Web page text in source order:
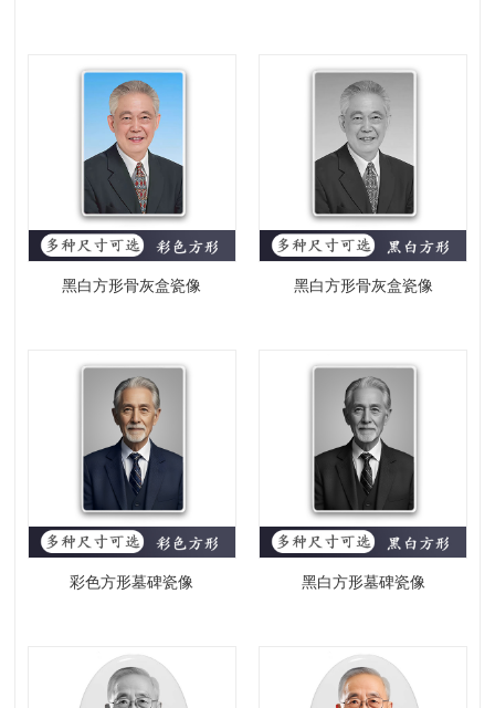
黑白方形骨灰盒瓷像 黑白方形骨灰盒瓷像
彩色方形墓碑瓷像 黑白方形墓碑瓷像